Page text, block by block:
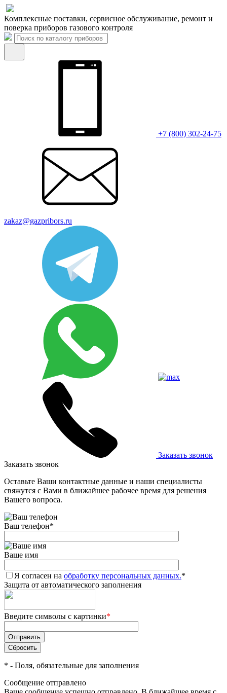
Комплексные поставки, сервисное обслуживание, ремонт и
поверка приборов газового контроля
+7 (800) 302-24-75
zakaz@gazpribors.ru
Заказать звонок
Заказать звонок
Оставьте Ваши контактные данные и наши специалисты
свяжутся с Вами в ближайшее рабочее время для решения
Вашего вопроса.
Ваш телефон*
Ваше имя
Я согласен на обработку персональных данных.*
Защита от автоматического заполнения
Введите символы с картинки*
* - Поля, обязательные для заполнения
Сообщение отправлено